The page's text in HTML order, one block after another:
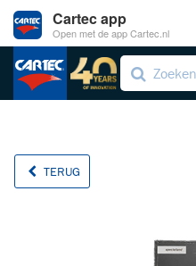
TERUG
Cartec app
Open met de app Cartec.nl